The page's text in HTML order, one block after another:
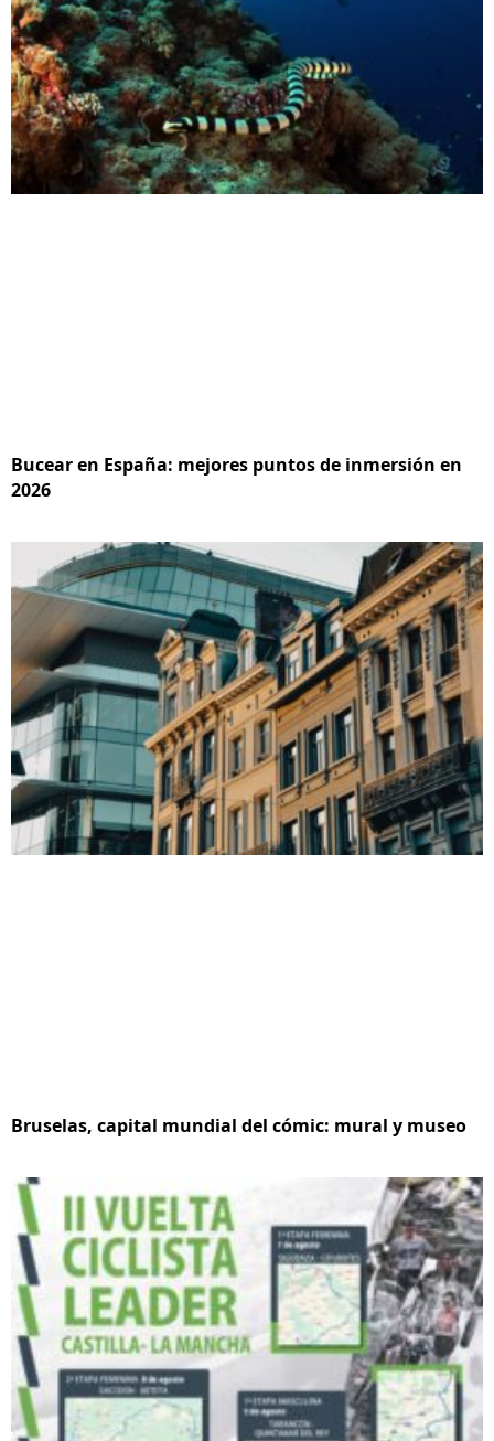
Bucear en España: mejores puntos de inmersión en
2026
Bruselas, capital mundial del cómic: mural y museo